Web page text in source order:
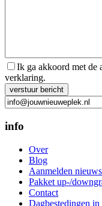
Ik ga akkoord met de
verklaring.
Gelieve dit veld leeg te
info
Over
Blog
Aanmelden
Pakket up-/
Contact
Dagbestedingen in